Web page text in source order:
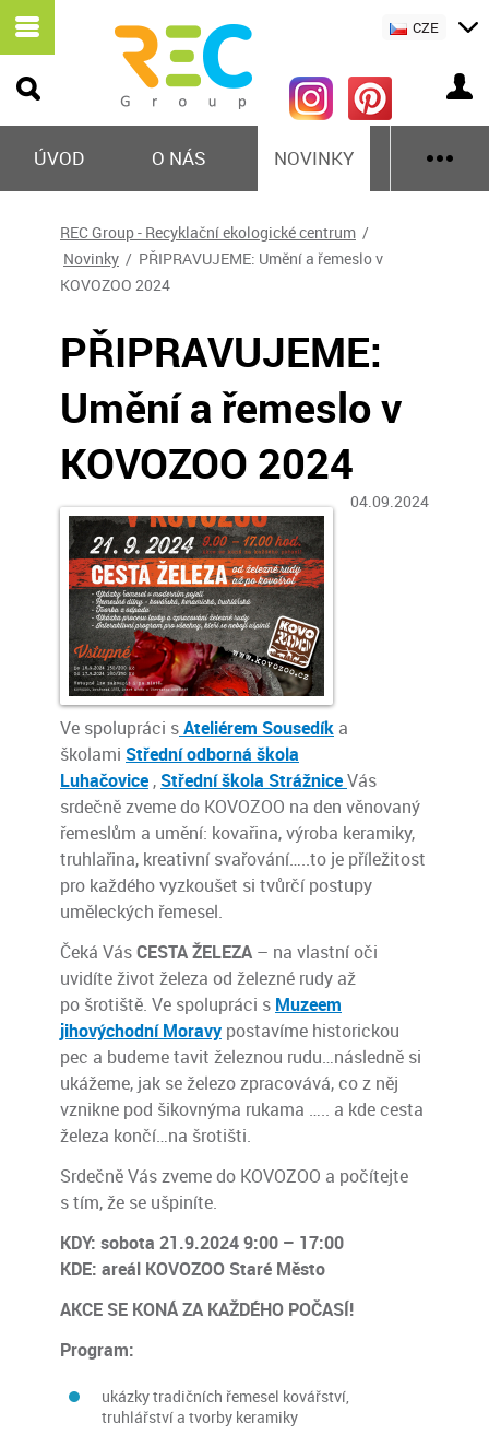
ÚVOD O NÁS NOVINKY
CZE
REC Group - Recyklační ekologické centrum /
Novinky / PŘIPRAVUJEME: Umění a řemeslo v
KOVOZOO 2024
PŘIPRAVUJEME:
Umění a řemeslo v
KOVOZOO 2024
04.09.2024
Ve spolupráci sAteliérem Sousedík a
školami Střední odborná škola
Luhačovice , Střední škola StrážniceVás
srdečně zveme do KOVOZOO na den věnovaný
řemeslům a umění: kovařina, výroba keramiky,
truhlařina, kreativní svařování…..to je příležitost
pro každého vyzkoušet si tvůrčí postupy
uměleckých řemesel.
Čeká VásCESTA ŽELEZA – na vlastní oči
uvidíte život železa od železné rudy až
po šrotiště. Ve spolupráci s Muzeem
jihovýchodní Moravy postavíme historickou
pec a budeme tavit železnou rudu…následně si
ukážeme, jak se železo zpracovává, co z něj
vznikne pod šikovnýma rukama ….. a kde cesta
železa končí…na šrotišti.
Srdečně Vás zveme do KOVOZOO a počítejte
s tím, že se ušpiníte.
KDY: sobota 21.9.2024 9:00 – 17:00
KDE: areál KOVOZOO Staré Město
AKCE SE KONÁ ZA KAŽDÉHO POČASÍ!
Program:
ukázky tradičních řemesel kovářství,
truhlářství a tvorby keramiky